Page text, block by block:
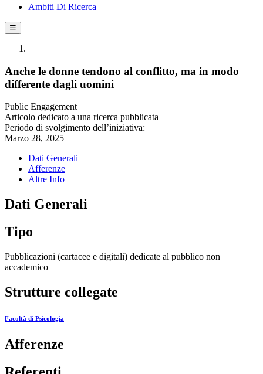
Ambiti Di Ricerca
☰
Anche le donne tendono al conflitto, ma in modo
differente dagli uomini
Public Engagement
Articolo dedicato a una ricerca pubblicata
Periodo di svolgimento dell’iniziativa:
Marzo 28, 2025
Dati Generali
Afferenze
Altre Info
Dati Generali
Tipo
Pubblicazioni (cartacee e digitali) dedicate al pubblico non
accademico
Strutture collegate
Facoltà di Psicologia
Afferenze